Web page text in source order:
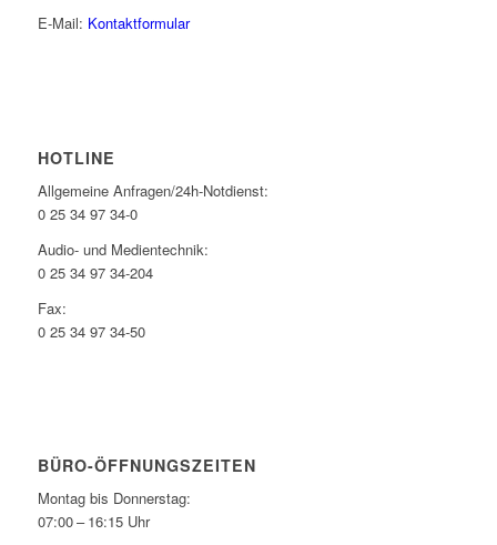
E-Mail: Kontaktformular
HOTLINE
Allgemeine Anfragen/24h-Notdienst:
0 25 34 97 34-0
Audio- und Medientechnik:
0 25 34 97 34-204
Fax:
0 25 34 97 34-50
BÜRO-ÖFFNUNGSZEITEN
Montag bis Donnerstag:
07:00 – 16:15 Uhr